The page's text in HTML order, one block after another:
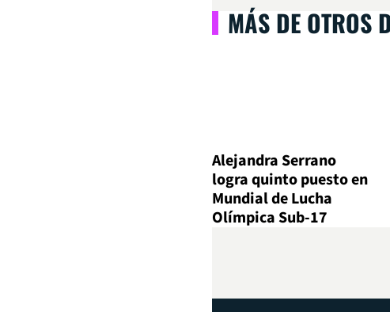
MÁS DE OTROS
Alejandra Serrano
logra quinto puesto en
Mundial de Lucha
Olímpica Sub-17